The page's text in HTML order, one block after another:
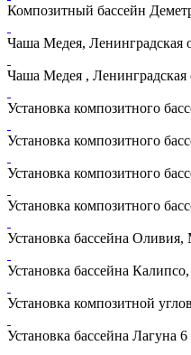
Композитный бассейн
Чаша Медея, Ленинградская
Чаша Медея ,
Установка композитного
Установка композитного
Установка композитного
Установка композитного
Установка бассейна Оливия,
Установка бассейна
Установка композитной
Установка бассейна Лагуна